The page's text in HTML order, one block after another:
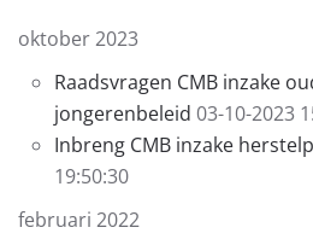
oktober 2023
Raadsvragen CMB inzake
jongerenbeleid 03-10-2023
Inbreng CMB inzake
19:50:30
februari 2022